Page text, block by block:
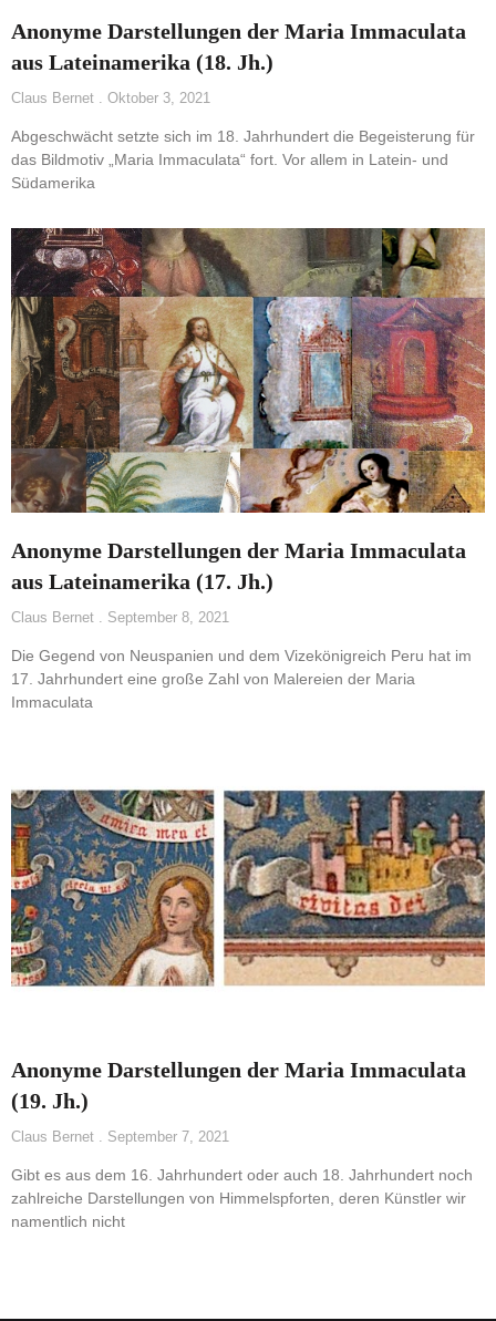
Anonyme Darstellungen der Maria Immaculata
aus Lateinamerika (18. Jh.)
Claus Bernet Oktober 3, 2021
Abgeschwächt setzte sich im 18. Jahrhundert die Begeisterung für
das Bildmotiv „Maria Immaculata“ fort. Vor allem in Latein- und
Südamerika
Anonyme Darstellungen der Maria Immaculata
aus Lateinamerika (17. Jh.)
Claus Bernet September 8, 2021
Die Gegend von Neuspanien und dem Vizekönigreich Peru hat im
17. Jahrhundert eine große Zahl von Malereien der Maria
Immaculata
Anonyme Darstellungen der Maria Immaculata
(19. Jh.)
Claus Bernet September 7, 2021
Gibt es aus dem 16. Jahrhundert oder auch 18. Jahrhundert noch
zahlreiche Darstellungen von Himmelspforten, deren Künstler wir
namentlich nicht